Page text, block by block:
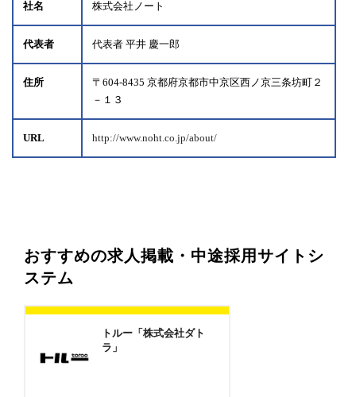
社名 株式会社ノート
代表者 代表者 平井 慶一郎
住所
〒604-8435 京都府京都市中京区西ノ京三条坊町２
－１３
URL http://www.noht.co.jp/about/
おすすめの求人掲載・中途採用サイトシ
ステム
トルー「株式会社ダト
ラ」